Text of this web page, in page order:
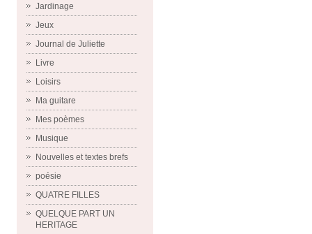
Jardinage
Jeux
Journal de Juliette
Livre
Loisirs
Ma guitare
Mes poèmes
Musique
Nouvelles et textes brefs
poésie
QUATRE FILLES
QUELQUE PART UN
HERITAGE